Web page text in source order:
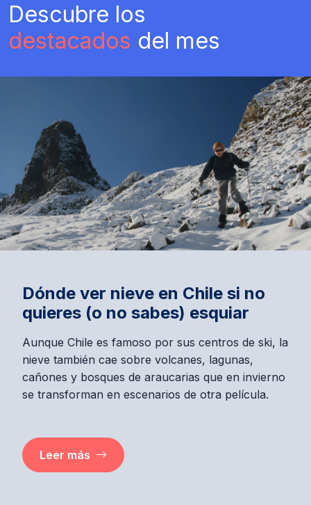
Descubre los
destacados del mes
Dónde ver nieve en Chile si no
quieres (o no sabes) esquiar
Aunque Chile es famoso por sus centros de ski, la
nieve también cae sobre volcanes, lagunas,
cañones y bosques de araucarias que en invierno
se transforman en escenarios de otra película.
Leer más